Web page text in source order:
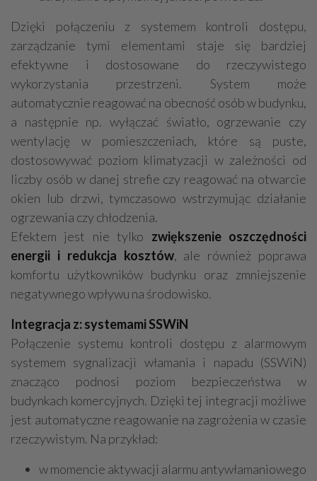
Dzięki połączeniu z systemem kontroli dostępu,
zarządzanie tymi elementami staje się bardziej
efektywne i dostosowane do rzeczywistego
wykorzystania przestrzeni. System może
automatycznie reagować na obecność osób w budynku,
a następnie np. wyłączać światło, ogrzewanie czy
wentylację w pomieszczeniach, które są puste,
dostosowywać poziom klimatyzacji w zależności od
liczby osób w danej strefie czy reagować na otwarcie
okien lub drzwi, tymczasowo wstrzymując działanie
ogrzewania czy chłodzenia.
Efektem jest nie tylko zwiększenie oszczędności
energii i redukcja kosztów, ale również poprawa
komfortu użytkowników budynku oraz zmniejszenie
negatywnego wpływu na środowisko.
Integracja z: systemami SSWiN
Połączenie systemu kontroli dostępu z alarmowym
systemem sygnalizacji włamania i napadu (SSWiN)
znacząco podnosi poziom bezpieczeństwa w
budynkach komercyjnych. Dzięki tej integracji możliwe
jest automatyczne reagowanie na zagrożenia w czasie
rzeczywistym. Na przykład:
w momencie aktywacji alarmu antywłamaniowego